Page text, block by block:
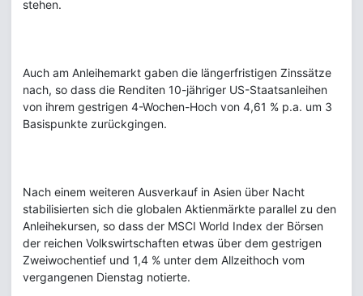
stehen.
Auch am Anleihemarkt gaben die längerfristigen Zinssätze
nach, so dass die Renditen 10-jähriger US-Staatsanleihen
von ihrem gestrigen 4-Wochen-Hoch von 4,61 % p.a. um 3
Basispunkte zurückgingen.
Nach einem weiteren Ausverkauf in Asien über Nacht
stabilisierten sich die globalen Aktienmärkte parallel zu den
Anleihekursen, so dass der MSCI World Index der Börsen
der reichen Volkswirtschaften etwas über dem gestrigen
Zweiwochentief und 1,4 % unter dem Allzeithoch vom
vergangenen Dienstag notierte.